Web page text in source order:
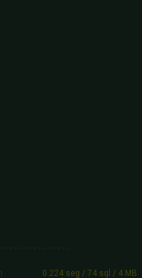
0.224 seg / 74 sql / 4 MB